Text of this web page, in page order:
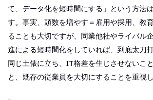
て、データ化を短時間にする」という方法
す。事実、頭数を増やす＝雇用や採用、教
ることも大切ですが、同業他社やライバル
進による短時間化をしていれば、到底太刀
同じ土俵に立ち、IT格差を生じさせないこ
と、既存の従業員を大切にすることを重視し